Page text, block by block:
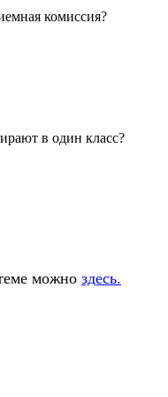
комиссия?
в один класс?
можно здесь.